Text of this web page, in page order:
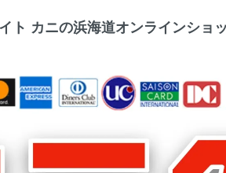
カニの浜海道オンラインショッ